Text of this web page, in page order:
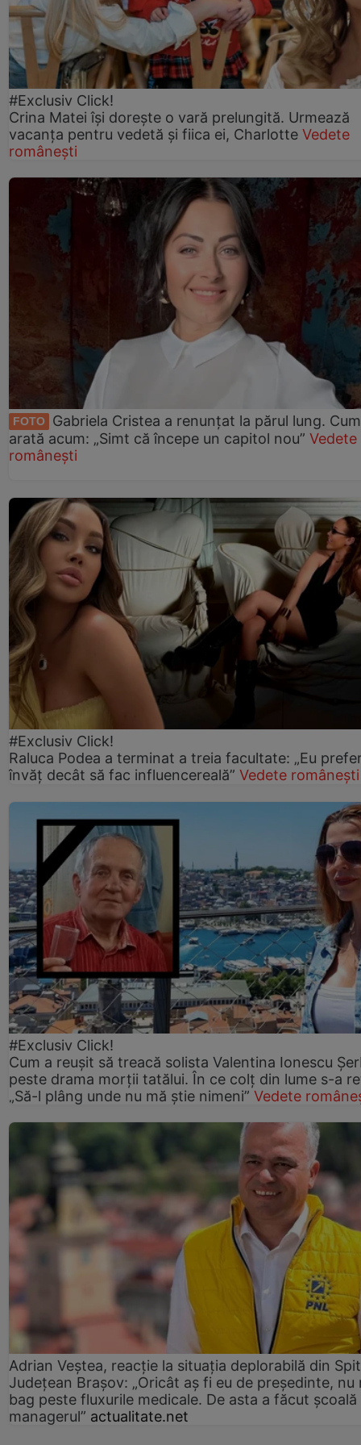
#Exclusiv Click!
Crina Matei își dorește o vară prelungită. Urmează
vacanța pentru vedetă și fiica ei, Charlotte Vedete
românești
FOTO
Gabriela Cristea a renunțat la părul lung. Cum
arată acum: „Simt că începe un capitol nou” Vedete
românești
#Exclusiv Click!
Raluca Podea a terminat a treia facultate: „Eu
învăț decât să fac influencereală” Vedete românești
#Exclusiv Click!
Cum a reușit să treacă solista Valentina Ionescu
peste drama morții tatălui. În ce colț din lume s-a
„Să-l plâng unde nu mă știe nimeni” Vedete
Adrian Veștea, reacție la situația deplorabilă din
Județean Brașov: „Oricât aș fi eu de președinte, nu
bag peste fluxurile medicale. De asta a făcut școală
managerul” actualitate.net